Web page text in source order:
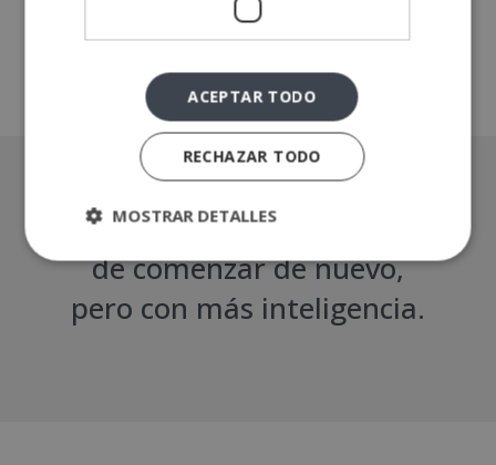
de comenzar de nuevo,
pero con más inteligencia.
ACEPTAR TODO
RECHAZAR TODO
MOSTRAR DETALLES